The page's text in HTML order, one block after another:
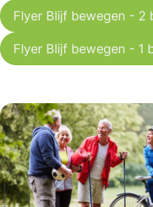
Flyer Blijf bewegen - 2
Flyer Blijf bewegen - 1